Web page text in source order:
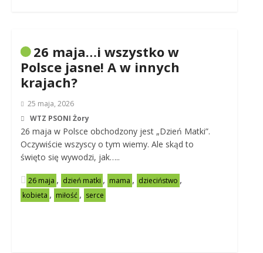
26 maja…i wszystko w
Polsce jasne! A w innych
krajach?
25 maja, 2026
WTZ PSONI Żory
26 maja w Polsce obchodzony jest „Dzień Matki”.
Oczywiście wszyscy o tym wiemy. Ale skąd to
święto się wywodzi, jak…..
26 maja , dzień matki , mama , dzieciństwo ,
kobieta , miłość , serce